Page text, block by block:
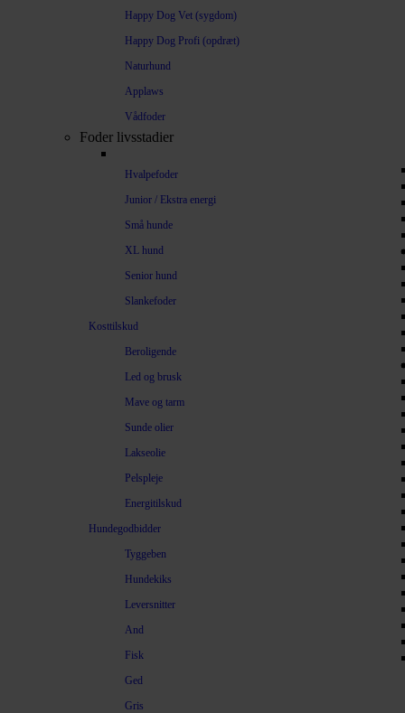
Happy Dog Vet (sygdom)
Happy Dog Profi (opdræt)
Naturhund
Applaws
Vådfoder
Foder livsstadier
Hvalpefoder
Junior / Ekstra energi
Små hunde
XL hund
Senior hund
Slankefoder
Kosttilskud
Beroligende
Led og brusk
Mave og tarm
Sunde olier
Lakseolie
Pelspleje
Energitilskud
Hundegodbidder
Tyggeben
Hundekiks
Leversnitter
And
Fisk
Ged
Gris